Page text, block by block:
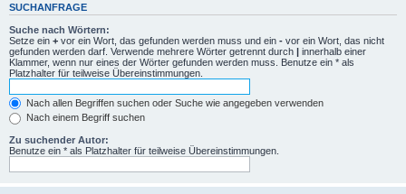
SUCHANFRAGE
Suche nach Wörtern:
Setze ein + vor ein Wort, das gefunden werden muss und ein - vor ein Wort, das nicht
gefunden werden darf. Verwende mehrere Wörter getrennt durch | innerhalb einer
Klammer, wenn nur eines der Wörter gefunden werden muss. Benutze ein * als
Platzhalter für teilweise Übereinstimmungen.
Nach allen Begriffen suchen oder Suche wie angegeben verwenden
Nach einem Begriff suchen
Zu suchender Autor:
Benutze ein * als Platzhalter für teilweise Übereinstimmungen.